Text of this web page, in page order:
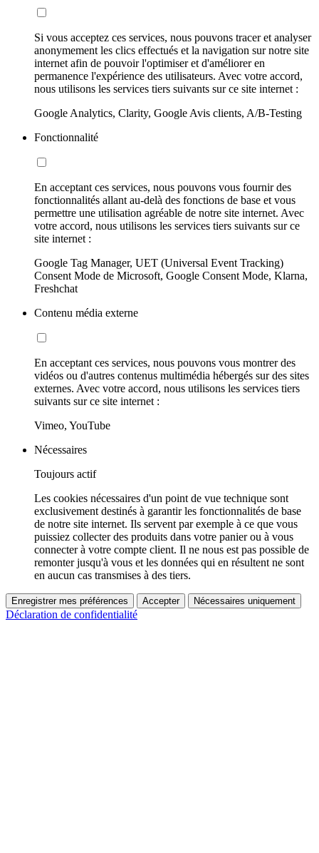
Si vous acceptez ces services, nous pouvons tracer et analyser
anonymement les clics effectués et la navigation sur notre site
internet afin de pouvoir l'optimiser et d'améliorer en
permanence l'expérience des utilisateurs. Avec votre accord,
nous utilisons les services tiers suivants sur ce site internet :
Google Analytics, Clarity, Google Avis clients, A/B-Testing
Fonctionnalité
En acceptant ces services, nous pouvons vous fournir des
fonctionnalités allant au-delà des fonctions de base et vous
permettre une utilisation agréable de notre site internet. Avec
votre accord, nous utilisons les services tiers suivants sur ce
site internet :
Google Tag Manager, UET (Universal Event Tracking)
Consent Mode de Microsoft, Google Consent Mode, Klarna,
Freshchat
Contenu média externe
En acceptant ces services, nous pouvons vous montrer des
vidéos ou d'autres contenus multimédia hébergés sur des sites
externes. Avec votre accord, nous utilisons les services tiers
suivants sur ce site internet :
Vimeo, YouTube
Nécessaires
Toujours actif
Les cookies nécessaires d'un point de vue technique sont
exclusivement destinés à garantir les fonctionnalités de base
de notre site internet. Ils servent par exemple à ce que vous
puissiez collecter des produits dans votre panier ou à vous
connecter à votre compte client. Il ne nous est pas possible de
remonter jusqu'à vous et les données qui en résultent ne sont
en aucun cas transmises à des tiers.
Enregistrer mes préférences Accepter Nécessaires uniquement
Déclaration de confidentialité